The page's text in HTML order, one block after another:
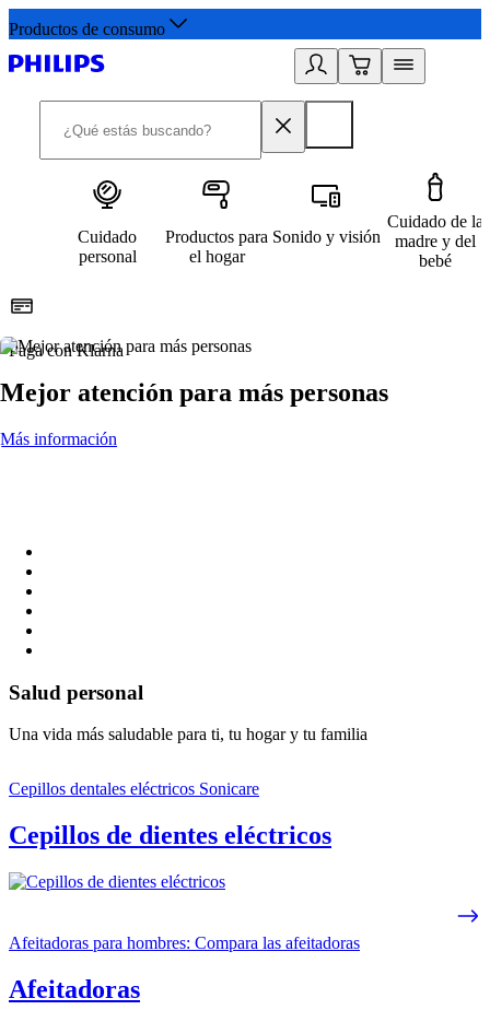
Productos de consumo
Cuidado
personal
Productos para
el hogar
Sonido y visión
Cuidado de la
madre y del
bebé
Paga con Klarna
Mejor atención para más personas
Más información
Salud personal
Una vida más saludable para ti, tu hogar y tu familia
Cepillos dentales eléctricos Sonicare
Cepillos de dientes eléctricos
Afeitadoras para hombres: Compara las afeitadoras
Afeitadoras